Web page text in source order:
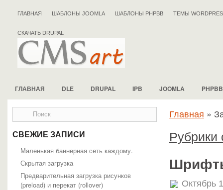
ГЛАВНАЯ ШАБЛОНЫ JOOMLA ШАБЛОНЫ PHPBB ТЕМЫ
СКАЧАТЬ DRUPAL
ГЛАВНАЯ DLE DRUPAL IPB JOOMLA PHPBB
СВЕЖИЕ ЗАПИСИ
Маленькая баннерная сеть каждому.
Скрытая загрузка
Предварительная загрузка рисунков
(preload) и перекат (rollover)
Главная »
Рубрики
Октябрь